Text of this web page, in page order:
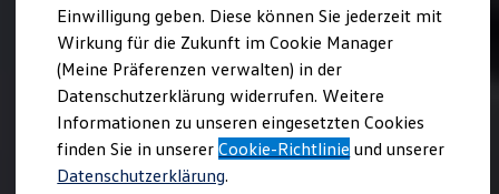
Großkunden
Kommunen & Behörden
Journalisten
Sportvereine
Branchenlösungen
Bau & Handwerk
Gewerbliche Personenbeförderung
Service & mobile Werkstätten
Kurier, Logistik & Handel
Einwilligung geben. Diese können Sie jederzeit mit
Wirkung für die Zukunft im Cookie Manager
(Meine Präferenzen verwalten) in der
Datenschutzerklärung widerrufen. Weitere
Informationen zu unseren eingesetzten Cookies
finden Sie in unsererCookie-Richtlinie und unserer
Datenschutzerklärung.